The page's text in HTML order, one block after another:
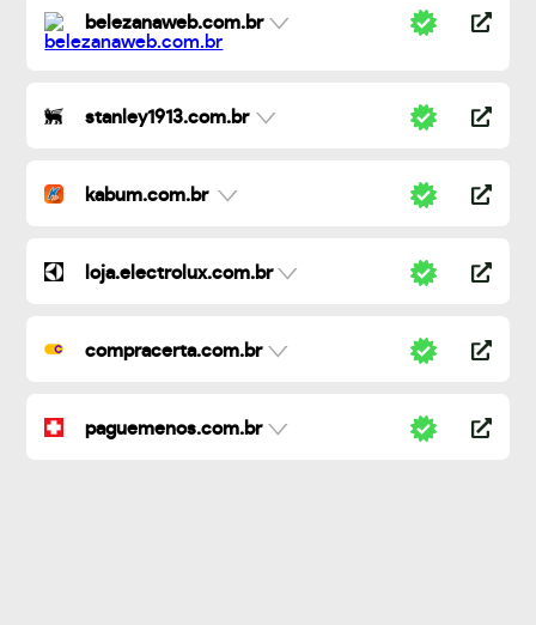
belezanaweb.com.br
stanley1913.com.br
kabum.com.br
loja.electrolux.com.br
compracerta.com.br
paguemenos.com.br